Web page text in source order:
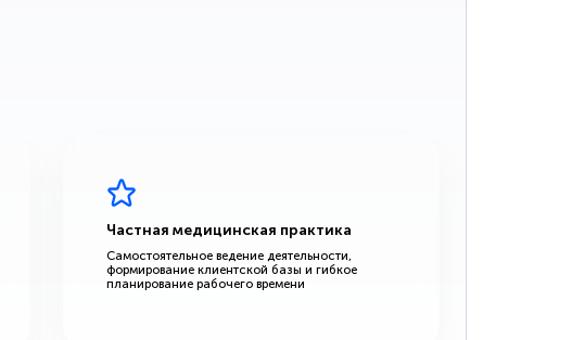
Частная медицинская практика
Самостоятельное ведение деятельности,
формирование клиентской базы и гибкое
планирование рабочего времени